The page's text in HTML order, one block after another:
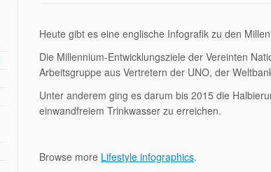
Heute gibt es eine englische Infografik zu den
Die Millennium-Entwicklungsziele der Vereinten
Arbeitsgruppe aus Vertretern der UNO, der
Unter anderem ging es darum bis 2015 die
einwandfreiem Trinkwasser zu erreichen.
Browse more Lifestyle infographics.